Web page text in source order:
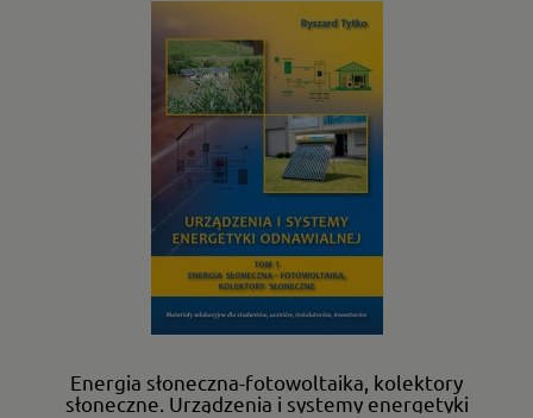
Energia słoneczna-fotowoltaika, kolektory
słoneczne. Urządzenia i systemy energetyki